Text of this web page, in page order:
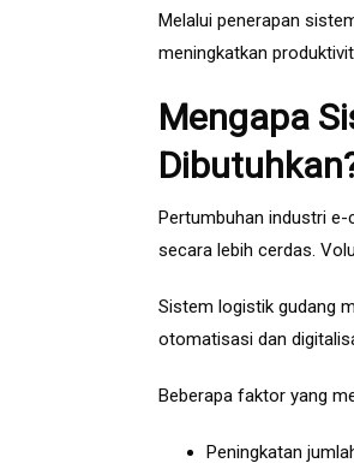
Melalui penerapan
meningkatkan
Mengapa
Pertumbuhan industri
secara lebih cerdas.
Sistem logistik gudang
otomatisasi dan
Beberapa faktor yang
Peningkatan